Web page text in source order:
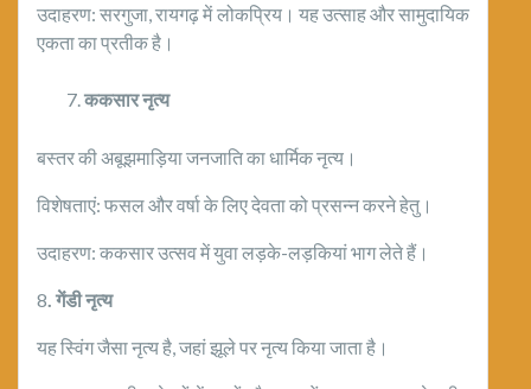
उदाहरण: सरगुजा, रायगढ़ में लोकप्रिय। यह उत्साह और सामुदायिक
एकता का प्रतीक है।
ककसारनृत्य
बस्तर की अबूझमाड़िया जनजाति का धार्मिक नृत्य।
विशेषताएं: फसल और वर्षा के लिए देवता को प्रसन्न करने हेतु।
उदाहरण: ककसार उत्सव में युवा लड़के-लड़कियां भाग लेते हैं।
8 गेंडीनृत्य
यह स्विंग जैसा नृत्य है, जहां झूले पर नृत्य किया जाता है।